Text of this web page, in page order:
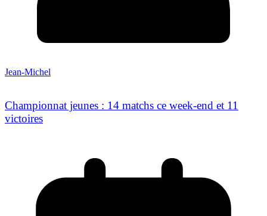
Jean-Michel
Championnat jeunes : 14 matchs ce week-end et 11
victoires